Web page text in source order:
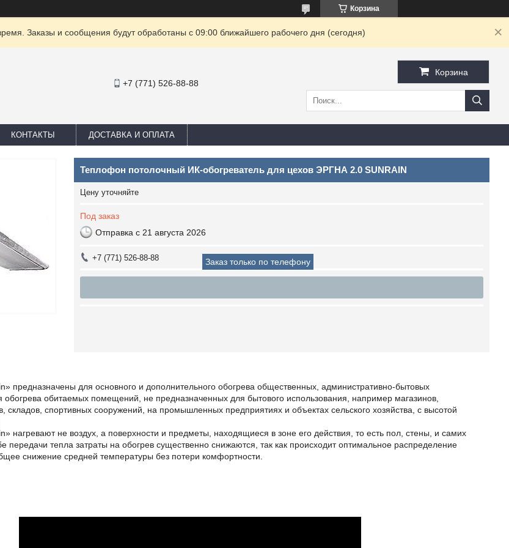
Корзина
Заказы и сообщения будут обработаны с 09:00 ближайшего рабочего дня (сегодня)
+7 (771) 526-88-88
Корзина
КОНТАКТЫ ДОСТАВКА И ОПЛАТА
Теплофон потолочный ИК-обогреватель для цехов ЭРГНА 2.0 SUNRAIN
Цену уточняйте
Под заказ
Отправка с 21 августа 2026
+7 (771) 526-88-88 Заказ только по телефону
предназначены для основного и дополнительного обогрева общественных, административно-бытовых
обитаемых помещений, не предназначенных для бытового использования, например магазинов,
складов, спортивных сооружений, на промышленных предприятиях и объектах сельского хозяйства, с высотой
нагревают не воздух, а поверхности и предметы, находящиеся в зоне его действия, то есть пол, стены, и самих
передачи тепла затраты на обогрев существенно снижаются, так как происходит оптимальное распределение
снижение средней температуры без потери комфортности.